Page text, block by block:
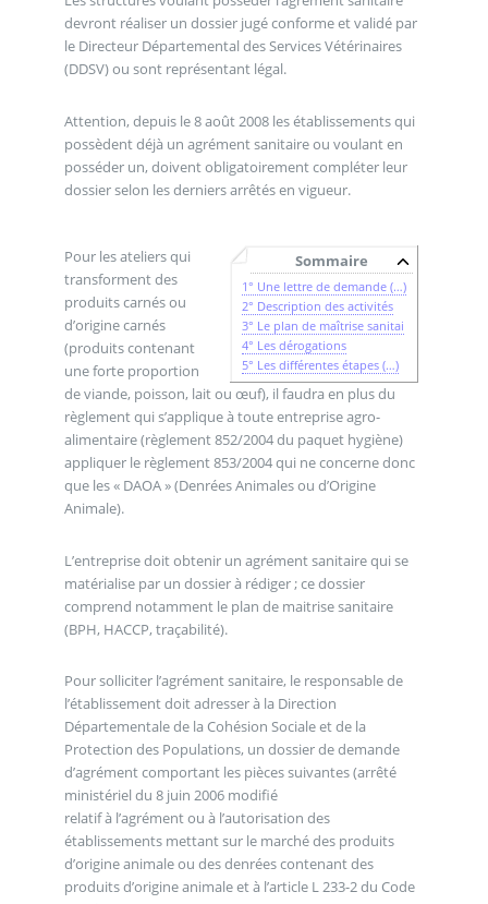
devront réaliser un dossier jugé conforme et validé par
le Directeur Départemental des Services Vétérinaires
(DDSV) ou sont représentant légal.
Attention, depuis le 8 août 2008 les établissements qui
possèdent déjà un agrément sanitaire ou voulant en
posséder un, doivent obligatoirement compléter leur
dossier selon les derniers arrêtés en vigueur.
Sommaire
1° Une lettre de demande (…)
2° Description des activités
3° Le plan de maîtrise sanitai
4° Les dérogations
5° Les différentes étapes (…)
Pour les ateliers qui
transforment des
produits carnés ou
d’origine carnés
(produits contenant
une forte proportion
de viande, poisson, lait ou œuf), il faudra en plus du
règlement qui s’applique à toute entreprise agro-
alimentaire (règlement 852/2004 du paquet hygiène)
appliquer le règlement 853/2004 qui ne concerne donc
que les « DAOA » (Denrées Animales ou d’Origine
Animale).
L’entreprise doit obtenir un agrément sanitaire qui se
matérialise par un dossier à rédiger ; ce dossier
comprend notamment le plan de maitrise sanitaire
(BPH, HACCP, traçabilité).
Pour solliciter l’agrément sanitaire, le responsable de
l’établissement doit adresser à la Direction
Départementale de la Cohésion Sociale et de la
Protection des Populations, un dossier de demande
d’agrément comportant les pièces suivantes (arrêté
ministériel du 8 juin 2006 modifié
relatif à l’agrément ou à l’autorisation des
établissements mettant sur le marché des produits
d’origine animale ou des denrées contenant des
produits d’origine animale et à l’article L 233-2 du Code